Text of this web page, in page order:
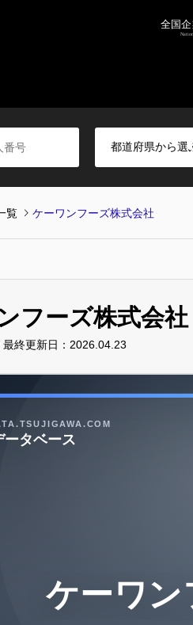
覧 ケーワンフーズ株式会社
フーズ株式会社
終更新日：2026.04.23